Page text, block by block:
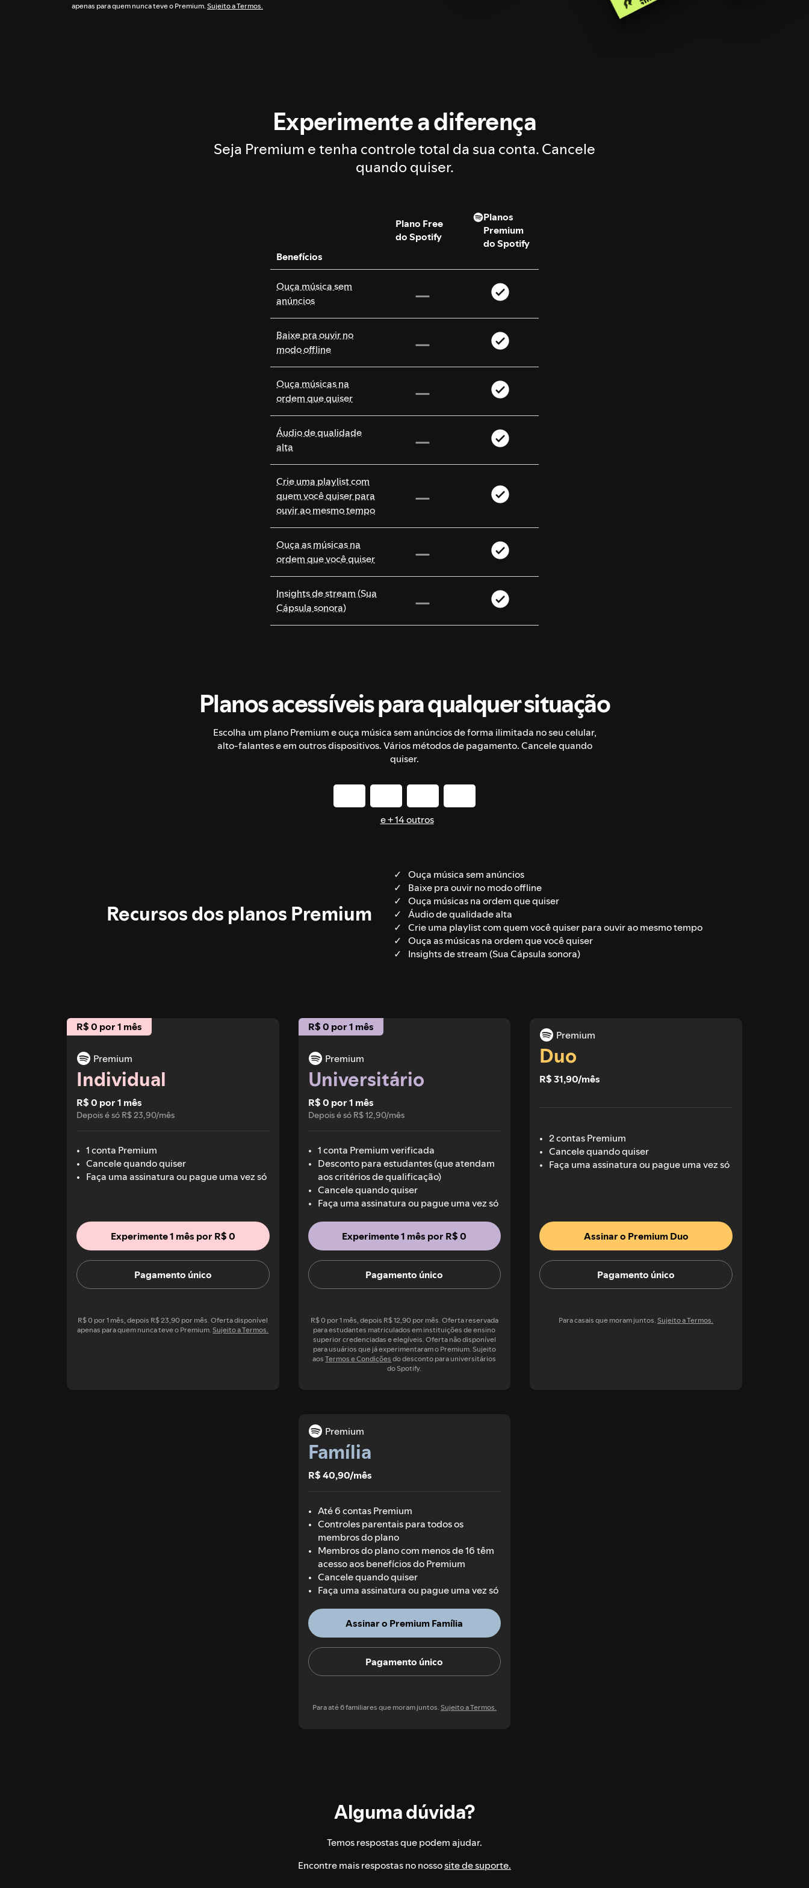
apenas para quem nunca teve o Premium.Sujeito a Termos.
Experimente a diferença
Seja Premium e tenha controle total da sua conta. Cancele
quando quiser.
Benefícios
Plano Free
do Spotify
Planos
Premium
do Spotify
Ouça música sem
anúncios
Baixe pra ouvir no
modo offline
Ouça músicas na
ordem que quiser
Áudio de qualidade
alta
Crie uma playlist com
quem você quiser para
ouvir ao mesmo tempo
Ouça as músicas na
ordem que você quiser
Insights de stream (Sua
Cápsula sonora)
Planos acessíveis para qualquer situação
Escolha um plano Premium e ouça música sem anúncios de forma ilimitada no seu celular,
alto-falantes e em outros dispositivos. Vários métodos de pagamento. Cancele quando
quiser.
e + 14 outros
Recursos dos planos Premium
Ouça música sem anúncios
Baixe pra ouvir no modo offline
Ouça músicas na ordem que quiser
Áudio de qualidade alta
Crie uma playlist com quem você quiser para ouvir ao mesmo tempo
Ouça as músicas na ordem que você quiser
Insights de stream (Sua Cápsula sonora)
R$ 0 por 1 mês
Premium
Individual
R$ 0 por 1 mês
Depois é só R$ 23,90/mês
1 conta Premium
Cancele quando quiser
Faça uma assinatura ou pague uma vez só
Experimente 1 mês por R$ 0
Pagamento único
R$ 0 por 1 mês, depois R$ 23,90 por mês. Oferta disponível
apenas para quem nunca teve o Premium.Sujeito a Termos.
R$ 0 por 1 mês
Premium
Universitário
R$ 0 por 1 mês
Depois é só R$ 12,90/mês
1 conta Premium verificada
Desconto para estudantes (que atendam
aos critérios de qualificação)
Cancele quando quiser
Faça uma assinatura ou pague uma vez só
Experimente 1 mês por R$ 0
Pagamento único
R$ 0 por 1 mês, depois R$ 12,90 por mês. Oferta reservada
para estudantes matriculados em instituições de ensino
superior credenciadas e elegíveis. Oferta não disponível
para usuários que já experimentaram o Premium. Sujeito
aosTermos e Condiçõesdo desconto para universitários
do Spotify.
Premium
Duo
R$ 31,90/mês
2 contas Premium
Cancele quando quiser
Faça uma assinatura ou pague uma vez só
Assinar o Premium Duo
Pagamento único
Para casais que moram juntos.Sujeito a Termos.
Premium
Família
R$ 40,90/mês
Até 6 contas Premium
Controles parentais para todos os
membros do plano
Membros do plano com menos de 16 têm
acesso aos benefícios do Premium
Cancele quando quiser
Faça uma assinatura ou pague uma vez só
Assinar o Premium Família
Pagamento único
Para até 6 familiares que moram juntos.Sujeito a Termos.
Alguma dúvida?
Temos respostas que podem ajudar.
Encontre mais respostas no nossosite de suporte.